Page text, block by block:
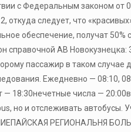
с Федеральным законом
откуда следует, что
обеспечение, получат 50%
справочной АВ
пассажир в таком
Ежедневно — 08:10,
— 18:30нечетные числа —
но и отслеживать
РЕГИОНАЛЬНЯ